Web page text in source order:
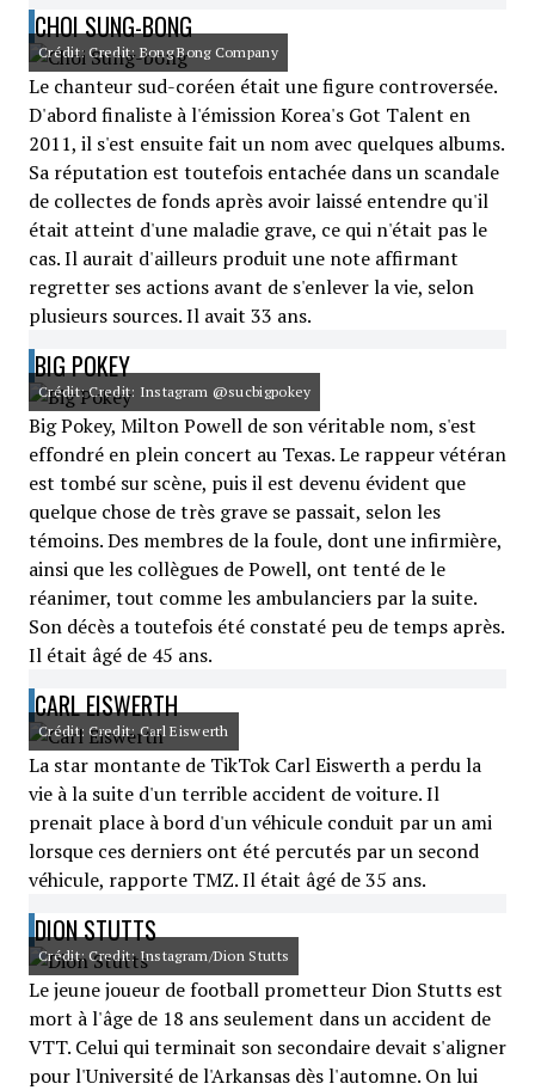
CHOI SUNG-BONG
Crédit: Credit: Bong Bong Company
Le chanteur sud-coréen était une figure controversée.
D'abord finaliste à l'émission Korea's Got Talent en
2011, il s'est ensuite fait un nom avec quelques albums.
Sa réputation est toutefois entachée dans un scandale
de collectes de fonds après avoir laissé entendre qu'il
était atteint d'une maladie grave, ce qui n'était pas le
cas. Il aurait d'ailleurs produit une note affirmant
regretter ses actions avant de s'enlever la vie, selon
plusieurs sources. Il avait 33 ans.
BIG POKEY
Crédit: Credit: Instagram @sucbigpokey
Big Pokey, Milton Powell de son véritable nom, s'est
effondré en plein concert au Texas. Le rappeur vétéran
est tombé sur scène, puis il est devenu évident que
quelque chose de très grave se passait, selon les
témoins. Des membres de la foule, dont une infirmière,
ainsi que les collègues de Powell, ont tenté de le
réanimer, tout comme les ambulanciers par la suite.
Son décès a toutefois été constaté peu de temps après.
Il était âgé de 45 ans.
CARL EISWERTH
Crédit: Credit: Carl Eiswerth
La star montante de TikTok Carl Eiswerth a perdu la
vie à la suite d'un terrible accident de voiture. Il
prenait place à bord d'un véhicule conduit par un ami
lorsque ces derniers ont été percutés par un second
véhicule, rapporte TMZ. Il était âgé de 35 ans.
DION STUTTS
Crédit: Credit: Instagram/Dion Stutts
Le jeune joueur de football prometteur Dion Stutts est
mort à l'âge de 18 ans seulement dans un accident de
VTT. Celui qui terminait son secondaire devait s'aligner
pour l'Université de l'Arkansas dès l'automne. On lui